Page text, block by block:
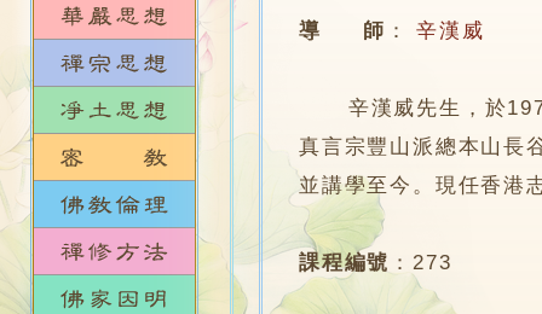
導 師 ： 辛漢威
辛漢威先生，於1973
真言宗豐山派總本山長
並講學至今。現任香港
課程編號 ：273